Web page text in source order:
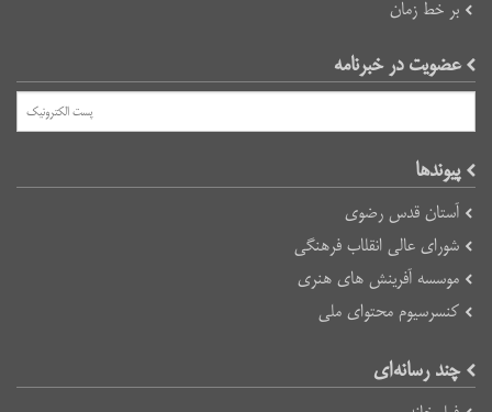
بر خط زمان
عضویت در خبرنامه
پیوند‌ها
آستان قدس رضوی
شورای عالی انقلاب فرهنگی
موسسه آفرینش های هنری
کنسرسیوم محتوای ملی
چند رسانه‌ای